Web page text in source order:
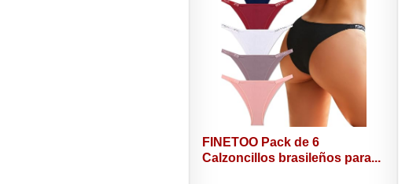
FINETOO Pack de 6
Calzoncillos brasileños para...